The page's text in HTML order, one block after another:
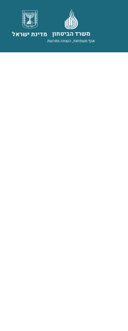
מדינת ישראל משרד הביטחון
אגף משפחות, הנצחה ומורשת